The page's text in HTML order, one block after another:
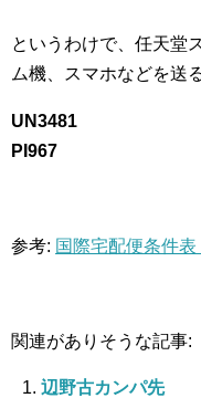
というわけで、任天堂
ム機、スマホなどを送
UN3481
PI967
参考: 国際宅配便条件表
関連がありそうな記事:
辺野古カンパ先